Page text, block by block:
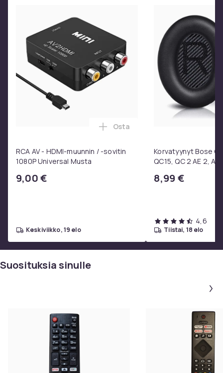
Tuotenro
974fdee8-11f7-5510-8c15-83fb085a433f
Tuoteturvallisuustiedot
RCA AV - HDMI-muunnin / -sovitin
1080P Universal Musta
9,00 €
Lisää RCA AV - HDMI-
Osta
keskiviikko, 19 elo
Korvatyynyt Bose
QC15, QC 2 AE 2, AE
8,99 €
4,6
tiistai, 18 elo
Suosituksia sinulle